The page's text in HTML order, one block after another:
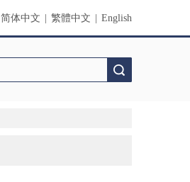
简体中文 繁體中文 English